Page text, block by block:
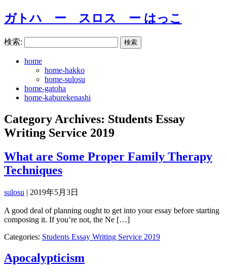
ガトハ ー スロス ー はっこ
検索:
home
home-hakko
home-sulosu
home-gatoha
home-kaburekenashi
Category Archives: Students Essay
Writing Service 2019
What are Some Proper Family Therapy
Techniques
sulosu | 2019年5月3日
A good deal of planning ought to get into your essay before starting
composing it. If you’re not, the Ne […]
Categories: Students Essay Writing Service 2019
Apocalypticism